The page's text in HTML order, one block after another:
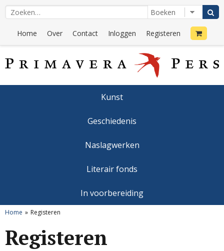
Home Over Contact Inloggen Registeren
Kunst
Geschiedenis
Naslagwerken
Literair fonds
In voorbereiding
Home Registeren
Registeren